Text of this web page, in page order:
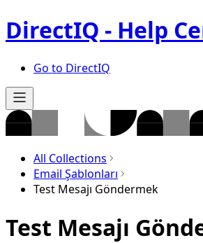
DirectIQ - Help
Go to DirectIQ
All Collections
Email Şablonları
Test Mesajı Göndermek
Test Mesajı